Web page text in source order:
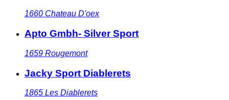
1660 Chateau D'oex
Apto Gmbh- Silver Sport
1659 Rougemont
Jacky Sport Diablerets
1865 Les Diablerets